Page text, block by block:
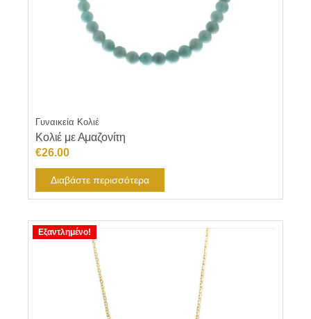
Γυναικεία Κολιέ
Κολιέ με Αμαζονίτη
€26.00
Διαβάστε περισσότερα
Εξαντλημένο!